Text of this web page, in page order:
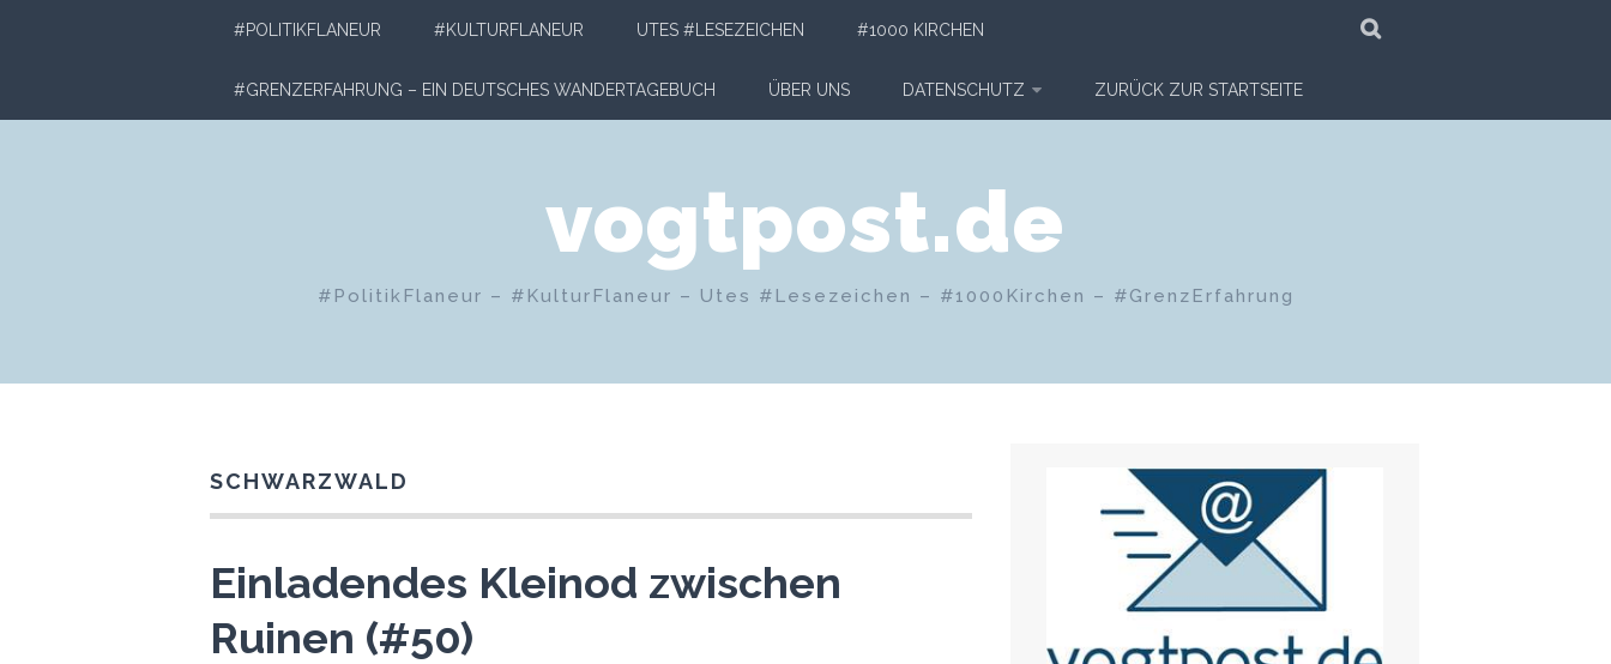
#POLITIKFLANEUR #KULTURFLANEUR UTES #LESEZEICHEN #1000 KIRCHEN
#GRENZERFAHRUNG – EIN DEUTSCHES WANDERTAGEBUCH ÜBER UNS DATENSCHUTZ ZURÜCK ZUR STARTSEITE
vogtpost.de
#PolitikFlaneur – #KulturFlaneur – Utes #Lesezeichen – #1000Kirchen – #GrenzErfahrung
SCHWARZWALD
Einladendes Kleinod zwischen
Ruinen (#50)